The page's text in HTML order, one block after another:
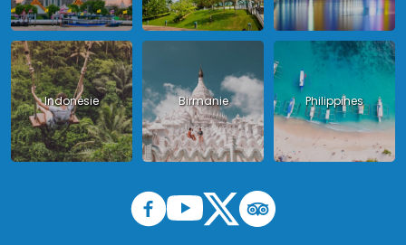
Indonésie Birmanie Philippines